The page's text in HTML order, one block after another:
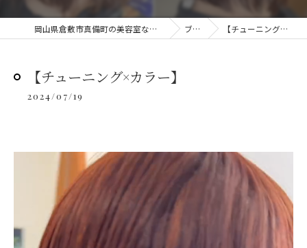
岡山県倉敷市真備町の美容室ならami hair design ブログ 【チューニング×カラー】
【チューニング×カラー】
2024/07/19